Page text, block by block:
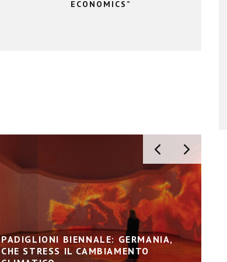
ECONOMICS”
PADIGLIONI BIENNALE: GERMANIA,
CHE STRESS IL CAMBIAMENTO